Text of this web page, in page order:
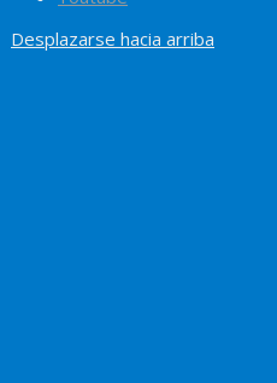
Desplazarse hacia arriba